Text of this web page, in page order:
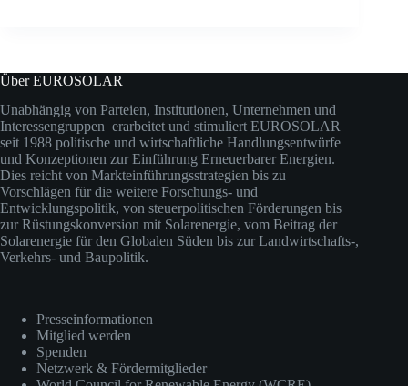
Über EUROSOLAR
Unabhängig von Parteien, Institutionen, Unternehmen und
Interessengruppen erarbeitet und stimuliert EUROSOLAR
seit 1988 politische und wirtschaftliche Handlungsentwürfe
und Konzeptionen zur Einführung Erneuerbarer Energien.
Dies reicht von Markteinführungsstrategien bis zu
Vorschlägen für die weitere Forschungs- und
Entwicklungspolitik, von steuerpolitischen Förderungen bis
zur Rüstungskonversion mit Solarenergie, vom Beitrag der
Solarenergie für den Globalen Süden bis zur Landwirtschafts-,
Verkehrs- und Baupolitik.
Presseinformationen
Mitglied werden
Spenden
Netzwerk & Fördermitglieder